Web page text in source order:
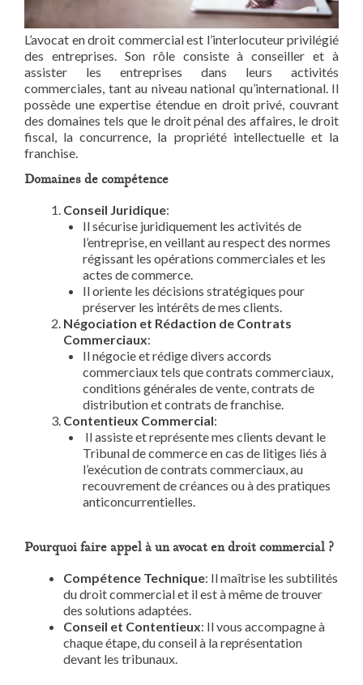
L’avocat en droit commercial est l’interlocuteur privilégié
des entreprises. Son rôle consiste à conseiller et à
assister les entreprises dans leurs activités
commerciales, tant au niveau national qu’international. Il
possède une expertise étendue en droit privé, couvrant
des domaines tels que le droit pénal des affaires, le droit
fiscal, la concurrence, la propriété intellectuelle et la
franchise.
Domaines de compétence
Conseil Juridique:
Il sécurise juridiquement les activités de
l’entreprise, en veillant au respect des normes
régissant les opérations commerciales et les
actes de commerce.
Il oriente les décisions stratégiques pour
préserver les intérêts de mes clients.
Négociation et Rédaction de Contrats
Commerciaux:
Il négocie et rédige divers accords
commerciaux tels que contrats commerciaux,
conditions générales de vente, contrats de
distribution et contrats de franchise.
Contentieux Commercial:
Il assiste et représente mes clients devant le
Tribunal de commerce en cas de litiges liés à
l’exécution de contrats commerciaux, au
recouvrement de créances ou à des pratiques
anticoncurrentielles.
Pourquoi faire appel à un avocat en droit commercial ?
Compétence Technique: Il maîtrise les subtilités
du droit commercial et il est à même de trouver
des solutions adaptées.
Conseil et Contentieux: Il vous accompagne à
chaque étape, du conseil à la représentation
devant les tribunaux.